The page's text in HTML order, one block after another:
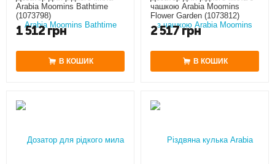
Arabia Moomins Bathtime
(1073798)
1 512грн
В КОШИК
чашкою Arabia Moomins
Flower Garden (1073812)
2 517грн
В КОШИК